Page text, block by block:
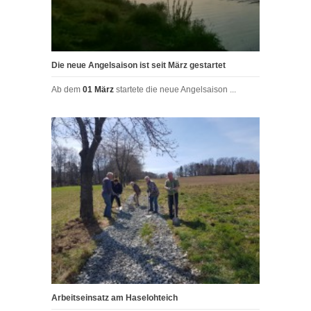
Die neue Angelsaison ist seit März gestartet
Ab dem 01 März startete die neue Angelsaison ...
Arbeitseinsatz am Haselohteich